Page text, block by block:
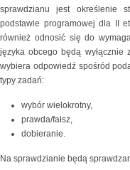
sprawdzianu jest określenie
podstawie programowej dla II
również odnosić się do
języka obcego będą wyłącznie
wybiera odpowiedź spośród
typy zadań:
wybór wielokrotny,
prawda/fałsz,
dobieranie.
Na sprawdzianie będą